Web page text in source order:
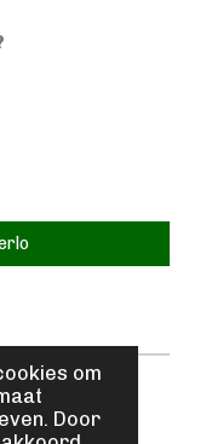
om
Door
|Disclaimer
|